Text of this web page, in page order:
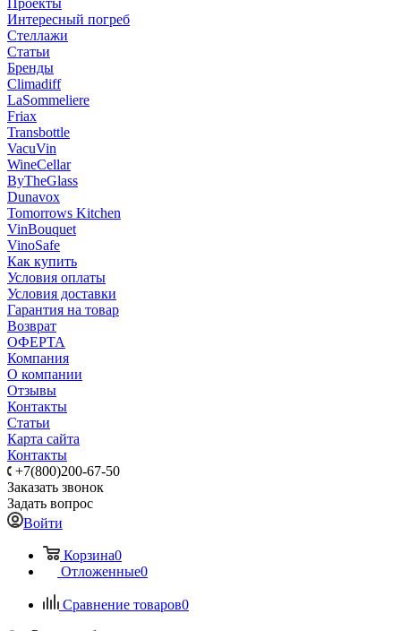
Проекты
Интересный погреб
Стеллажи
Статьи
Бренды
Climadiff
LaSommeliere
Friax
Transbottle
VacuVin
WineCellar
ByTheGlass
Dunavox
Tomorrows Kitchen
VinBouquet
VinoSafe
Как купить
Условия оплаты
Условия доставки
Гарантия на товар
Возврат
ОФЕРТА
Компания
О компании
Отзывы
Контакты
Статьи
Карта сайта
Контакты
+7(800)200-67-50
Заказать звонок
Задать вопрос
Войти
Корзина0
Отложенные0
Сравнение товаров0